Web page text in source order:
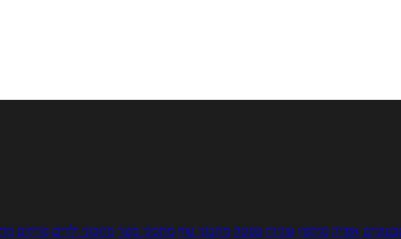
אפייה מוקפץ עוגיות פסטה מתכוני עוף מתכוני בשר מתכוני ילדים מרקים